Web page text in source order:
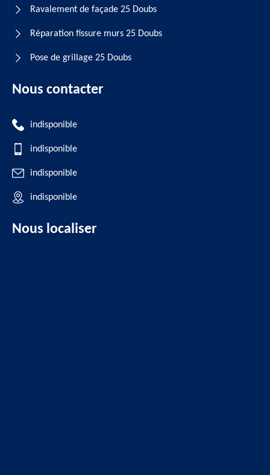
Ravalement de façade 25 Doubs
Réparation fissure murs 25 Doubs
Pose de grillage 25 Doubs
Nous contacter
indisponible
indisponible
indisponible
indisponible
Nous localiser